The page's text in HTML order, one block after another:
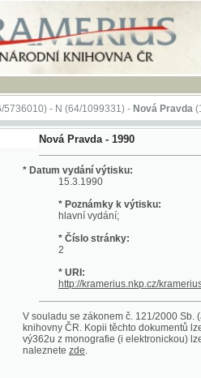
-N(64/1099331) -Nová Pravda(1/3857)
Nová Pravda - 1990
* Datum vydání výtisku:
15.3.1990
* Poznámky k výtisku:
* Číslo stránky:
* URI:
V souladu se zákonem č. 121/2000 Sb.
naleznetezde.